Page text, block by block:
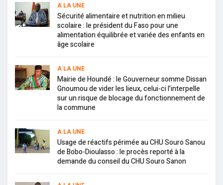
A LA UNE
Sécurité alimentaire et nutrition en milieu
scolaire : le président du Faso pour une
alimentation équilibrée et variée des enfants en
âge scolaire
A LA UNE
Mairie de Houndé : le Gouverneur somme Dissan
Gnoumou de vider les lieux, celui-ci l’interpelle
sur un risque de blocage du fonctionnement de
la commune
A LA UNE
Usage de réactifs périmée au CHU Souro Sanou
de Bobo-Dioulasso : le procès reporté à la
demande du conseil du CHU Souro Sanon